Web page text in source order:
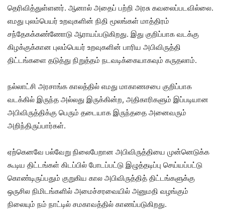
தெரிவித்துள்ளனர். ஆனால் அதைப் பற்றி அரசு கவலைப்படவில்லை.
எமது புலம்பெயர் உறவுகளின் நிதி மூலங்கள் மாத்திரம்
சந்தேகக்கண்ணோடு ஆராயப்படுகிறது. இது குறிப்பாக வடக்கு
கிழக்குக்கான புலம்பெயர் உறவுகளின் பாரிய அபிவிருத்தி
திட்டங்களை தடுத்து நிறுத்தம் நடவடிக்கையாகவும் கருதலாம்.
நல்லாட்சி அரசாங்க காலத்தில் எமது மாகாணசபை குறிப்பாக
வடக்கில் இருந்த அல்லது இருக்கின்ற, அதிகாரிகளும் இப்படியான
அபிவிருத்திக்கு பெரும் தடையாக இருந்ததை அனைவரும்
அறிந்திருப்பார்கள்.
ஏற்கெனவே பல்வேறு நிலைபேறான அபிவிருத்தியை முன்னெடுக்க
கூடிய திட்டங்கள் கிடப்பில் போடப்பட்டு இழுத்தடிப்பு செய்யப்பட்டு
கொண்டிருப்பதும் குறுகிய கால அபிவிருத்தித் திட்டங்களுக்கு
ஒருசில நிமிடங்களில் அமைச்சரவையில் அனுமதி வழங்கும்
நிலையும் நம் நாட்டில் சமகாவத்தில் காணப்படுகிறது.